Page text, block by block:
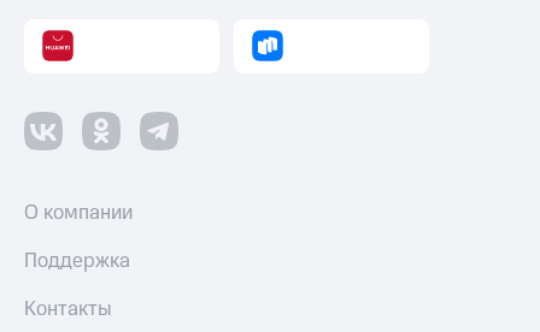
О компании
Поддержка
Контакты